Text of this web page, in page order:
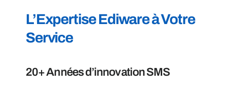
L’Expertise Ediware à Votre
Service
20+ Années d’innovation SMS